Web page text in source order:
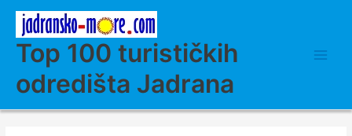
contentTop 100 turističkih
odredišta Jadrana